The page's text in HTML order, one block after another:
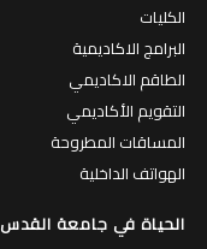
الكليات
البرامج الاكاديمية
الطاقم الاكاديمي
التقويم الأكاديمي
المساقات المطروحة
الهواتف الداخلية
الحياة في جامعة القدس